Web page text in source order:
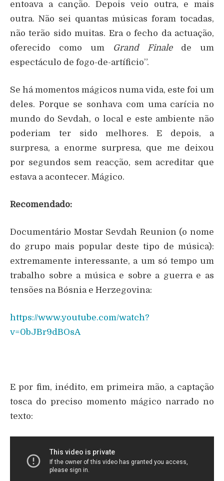
entoava a canção. Depois veio outra, e mais
outra. Não sei quantas músicas foram tocadas,
não terão sido muitas. Era o fecho da actuação,
oferecido como um
Grand Finalede um
espectáculo de fogo-de-artíficio”.
Se há momentos mágicos numa vida, este foi um
deles. Porque se sonhava com uma carícia no
mundo do Sevdah, o local e este ambiente não
poderiam ter sido melhores. E depois, a
surpresa, a enorme surpresa, que me deixou
por segundos sem reacção, sem acreditar que
estava a acontecer. Mágico.
Recomendado:
Documentário Mostar Sevdah Reunion (o nome
do grupo mais popular deste tipo de música):
extremamente interessante, a um só tempo um
trabalho sobre a música e sobre a guerra e as
tensões na Bósnia e Herzegovina:
https://www.youtube.com/watch?
v=0bJBr9dBOsA
E por fim, inédito, em primeira mão, a captação
tosca do preciso momento mágico narrado no
texto: